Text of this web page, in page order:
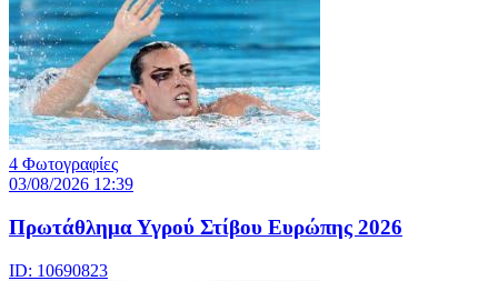
4 Φωτογραφίες
03/08/2026 12:39
Πρωτάθλημα Υγρού Στίβου Ευρώπης 2026
ID: 10690823